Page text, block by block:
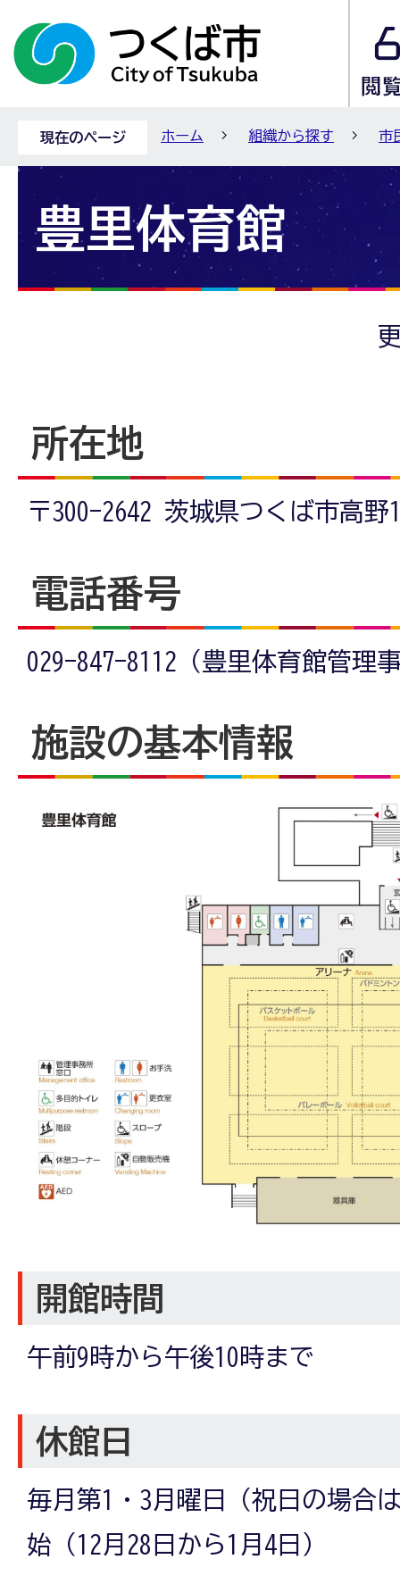
現在のページ ホーム 組織から探す 市
豊里体育館
所在地
〒300-2642 茨城県つくば市高野
電話番号
029-847-8112（豊里体育館管理
施設の基本情報
開館時間
午前9時から午後10時まで
休館日
毎月第1・3月曜日（祝日の場合
始（12月28日から1月4日）